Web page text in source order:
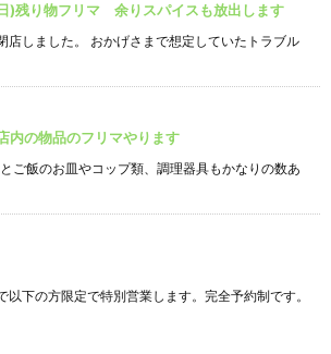
)残り物フリマ 余りスパイスも放出します
店しました。 おかげさまで想定していたトラブル
内の物品のフリマやります
ご飯のお皿やコップ類、調理器具もかなりの数あ
以下の方限定で特別営業します。完全予約制です。